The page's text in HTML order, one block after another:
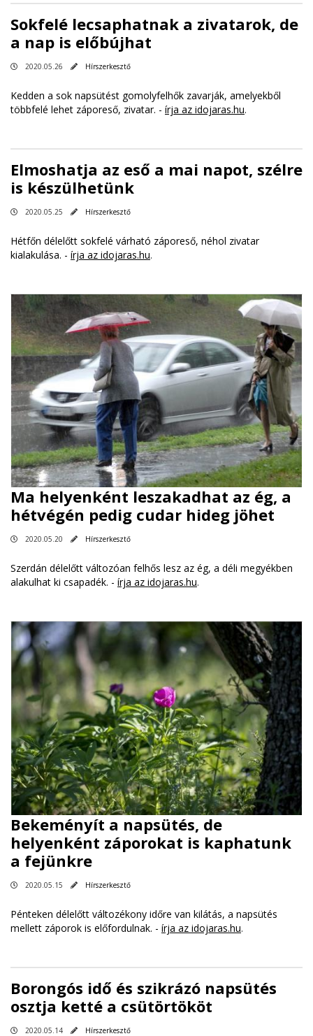
Sokfelé lecsaphatnak a zivatarok, de
a nap is előbújhat
2020.05.26 Hírszerkesztő
Kedden a sok napsütést gomolyfelhők zavarják, amelyekből
többfelé lehet záporeső, zivatar. - írja az idojaras.hu.
Elmoshatja az eső a mai napot, szélre
is készülhetünk
2020.05.25 Hírszerkesztő
Hétfőn délelőtt sokfelé várható záporeső, néhol zivatar
kialakulása. - írja az idojaras.hu.
Ma helyenként leszakadhat az ég, a
hétvégén pedig cudar hideg jöhet
2020.05.20 Hírszerkesztő
Szerdán délelőtt változóan felhős lesz az ég, a déli megyékben
alakulhat ki csapadék. - írja az idojaras.hu.
Bekeményít a napsütés, de
helyenként záporokat is kaphatunk
a fejünkre
2020.05.15 Hírszerkesztő
Pénteken délelőtt változékony időre van kilátás, a napsütés
mellett záporok is előfordulnak. - írja az idojaras.hu.
Borongós idő és szikrázó napsütés
osztja ketté a csütörtököt
2020.05.14 Hírszerkesztő